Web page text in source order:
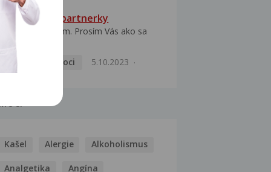
HPV typ 52 u partnerky
Dobrý deň prajem. Prosím Vás ako sa
Pohlavní nemoci
5.10.2023
Kašel Alergie Alkoholismus
Analgetika Angína